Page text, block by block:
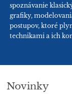
spoznávanie
grafiky,
postupov, ktoré
technikami a ich
Novinky